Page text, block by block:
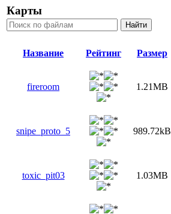
Карты
Название Рейтинг Размер
fireroom 1.21MB
snipe_proto_5 989.72kB
toxic_pit03 1.03MB